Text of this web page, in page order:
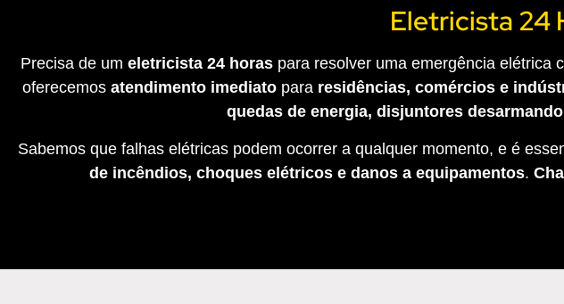
Eletricista 24
Precisa de um eletricista 24 horaspara resolver uma emergência elétrica
oferecemos atendimento imediatopara residências, comércios e
quedas de energia, disjuntores
Sabemos que falhas elétricas podem ocorrer a qualquer momento, e é
de incêndios, choques elétricos e danos a equipamentos.